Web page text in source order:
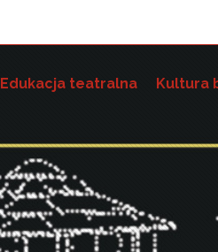
Edukacja teatralna Kultura